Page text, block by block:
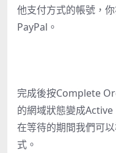
他支付方式的帳號，
PayPal 。
完成後按Complete
的網域狀態變成Active
在等待的期間我們可
式。